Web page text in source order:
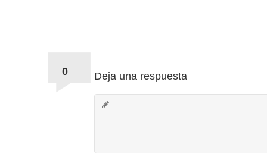
0
Deja una respuesta